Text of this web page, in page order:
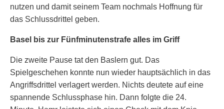
nutzen und damit seinem Team nochmals Hoffnung für
das Schlussdrittel geben.
Basel bis zur Fünfminutenstrafe alles im Griff
Die zweite Pause tat den Baslern gut. Das
Spielgeschehen konnte nun wieder hauptsächlich in das
Angriffsdrittel verlagert werden. Nichts deutete auf eine
spannende Schlussphase hin. Dann folgte die 24.